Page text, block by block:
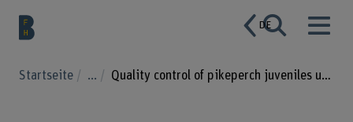
DE
Startseite ... Quality control of pikeperch juveniles using digital imaging and AI